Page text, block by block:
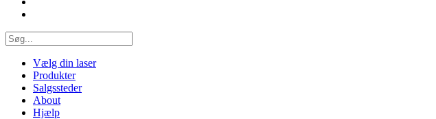
Vælg din laser
Produkter
Salgssteder
About
Hjælp